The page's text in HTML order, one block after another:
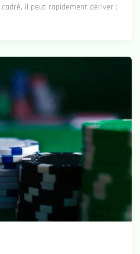
il peut rapidement dériver :